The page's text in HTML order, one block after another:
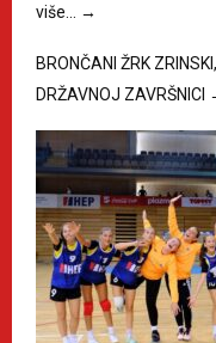
više…
→
BRONČANI ŽRK
DRŽAVNOJ ZAVRŠNICI